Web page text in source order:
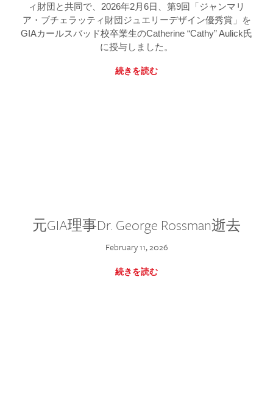
ィ財団と共同で、2026年2月6日、第9回「ジャンマリ
ア・ブチェラッティ財団ジュエリーデザイン優秀賞」を
GIAカールスバッド校卒業生のCatherine “Cathy” Aulick氏
に授与しました。
続きを読む
元GIA理事Dr. George Rossman逝去
February 11, 2026
続きを読む